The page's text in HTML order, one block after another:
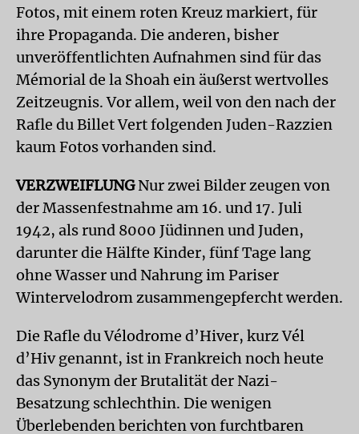
Fotos, mit einem roten Kreuz markiert, für
ihre Propaganda. Die anderen, bisher
unveröffentlichten Aufnahmen sind für das
Mémorial de la Shoah ein äußerst wertvolles
Zeitzeugnis. Vor allem, weil von den nach der
Rafle du Billet Vert folgenden Juden-Razzien
kaum Fotos vorhanden sind.
VERZWEIFLUNGNur zwei Bilder zeugen von
der Massenfestnahme am 16. und 17. Juli
1942, als rund 8000 Jüdinnen und Juden,
darunter die Hälfte Kinder, fünf Tage lang
ohne Wasser und Nahrung im Pariser
Wintervelodrom zusammengepfercht werden.
Die Rafle du Vélodrome d’Hiver, kurz Vél
d’Hiv genannt, ist in Frankreich noch heute
das Synonym der Brutalität der Nazi-
Besatzung schlechthin. Die wenigen
Überlebenden berichten von furchtbaren